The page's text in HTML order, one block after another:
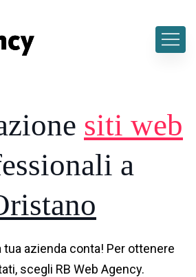
siti web
a
tua azienda conta! Per ottenere
scegli RB Web Agency.